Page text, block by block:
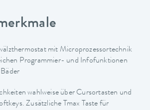
mit Microprozessortechnik
Programmier- und Infofunktionen
wahlweise über Cursortasten und
Zusätzliche Tmax Taste für